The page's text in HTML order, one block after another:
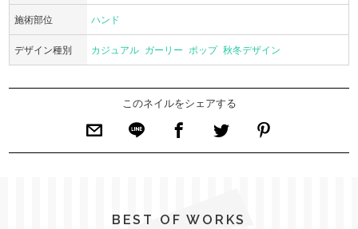
施術部位 ハンド
デザイン種別 カジュアル ガーリー ポップ 秋冬デザイン
このネイルをシェアする
BEST OF WORKS